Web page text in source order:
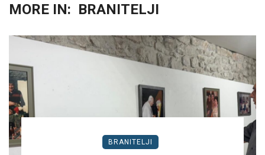
MORE IN: BRANITELJI
BRANITELJI